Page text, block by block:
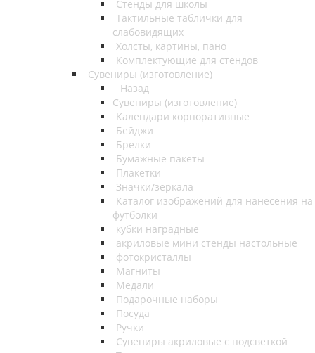
Стенды для школы
Тактильные таблички для
слабовидящих
Холсты, картины, пано
Комплектующие для стендов
Сувениры (изготовление)
Назад
Сувениры (изготовление)
Календари корпоративные
Бейджи
Брелки
Бумажные пакеты
Плакетки
Значки/зеркала
Каталог изображений для нанесения на
футболки
кубки наградные
акриловые мини стенды настольные
фотокристаллы
Магниты
Медали
Подарочные наборы
Посуда
Ручки
Сувениры акриловые с подсветкой